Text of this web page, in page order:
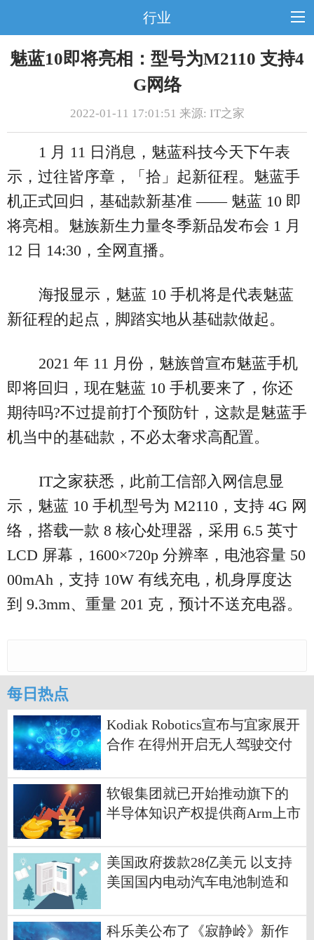
行业
魅蓝10即将亮相：型号为M2110 支持4
G网络
2022-01-11 17:01:51 来源: IT之家
1 月 11 日消息，魅蓝科技今天下午表
示，过往皆序章，「拾」起新征程。魅蓝手
机正式回归，基础款新基准 —— 魅蓝 10 即
将亮相。魅族新生力量冬季新品发布会 1 月
12 日 14:30，全网直播。
海报显示，魅蓝 10 手机将是代表魅蓝
新征程的起点，脚踏实地从基础款做起。
2021 年 11 月份，魅族曾宣布魅蓝手机
即将回归，现在魅蓝 10 手机要来了，你还
期待吗?不过提前打个预防针，这款是魅蓝手
机当中的基础款，不必太奢求高配置。
IT之家获悉，此前工信部入网信息显
示，魅蓝 10 手机型号为 M2110，支持 4G 网
络，搭载一款 8 核心处理器，采用 6.5 英寸
LCD 屏幕，1600×720p 分辨率，电池容量 50
00mAh，支持 10W 有线充电，机身厚度达
到 9.3mm、重量 201 克，预计不送充电器。
每日热点
Kodiak Robotics宣布与宜家展开
合作 在得州开启无人驾驶交付
软银集团就已开始推动旗下的
半导体知识产权提供商Arm上市
美国政府拨款28亿美元 以支持
美国国内电动汽车电池制造和
科乐美公布了《寂静岭》新作